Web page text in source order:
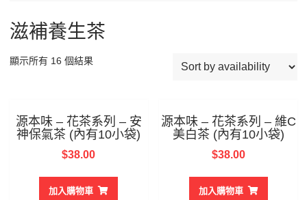
滋補養生茶
顯示所有 16 個結果
源本味 – 花茶系列 – 安
神保氣茶 (內有10小袋)
$38.00
加入購物車
源本味 – 花茶系列 – 維C
美白茶 (內有10小袋)
$38.00
加入購物車